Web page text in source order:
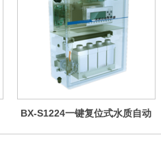
BX-S1224一键复位式水质自动